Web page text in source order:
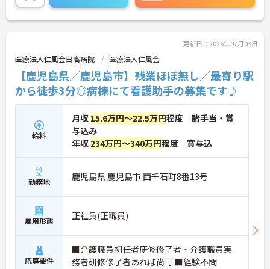
更新日：2026年07月03日
医療法人仁風会日高病院 医療法人仁風会
【鹿児島県／鹿児島市】残業ほぼ無し／最寄り駅
から徒歩3分◎病棟にて看護助手の募集です♪
給料
月収 15.6万円～22.5万円程度 諸手当・賞
与込み
年収 234万円～340万円程度 賞与込
勤務地 鹿児島県 鹿児島市 西千石町8番13号
雇用形態 正社員(正職員)
応募要件
■介護職員初任者研修修了者・介護職員実
務者研修修了者あれば尚可 ■経験不問